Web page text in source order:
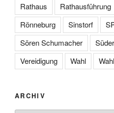
Rathaus
Rathausführung
Rönneburg
Sinstorf
Sören Schumacher
Vereidigung
Wahl
ARCHIV